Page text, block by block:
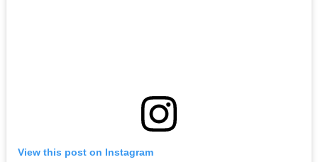
View this post on Instagram